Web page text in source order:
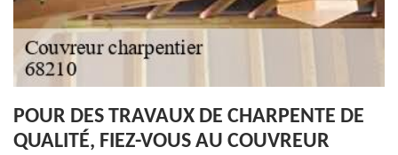
POUR DES TRAVAUX DE CHARPENTE DE
QUALITÉ, FIEZ-VOUS AU COUVREUR